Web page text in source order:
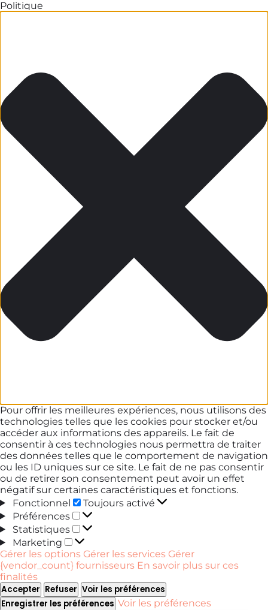
Politique
Pour offrir les meilleures expériences, nous utilisons des
technologies telles que les cookies pour stocker et/ou
accéder aux informations des appareils. Le fait de
consentir à ces technologies nous permettra de traiter
des données telles que le comportement de navigation
ou les ID uniques sur ce site. Le fait de ne pas consentir
ou de retirer son consentement peut avoir un effet
négatif sur certaines caractéristiques et fonctions.
Fonctionnel
Fonctionnel
Toujours activé
Préférences
Préférences
Statistiques
Statistiques
Marketing
Marketing
Gérer les options Gérer les services Gérer
{vendor_count} fournisseurs En savoir plus sur ces
finalités
Accepter Refuser Voir les préférences
Enregistrer les préférences Voir les préférences